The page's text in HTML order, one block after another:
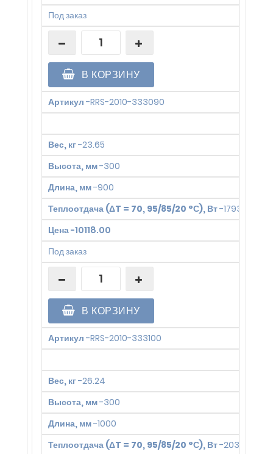
Под заказ
В КОРЗИНУ
Артикул -RRS-2010-333090
Вес, кг-23.65
Высота, мм-300
Длина, мм-900
Теплоотдача (ΔT = 70, 95/85/20 °С), Вт-1793
Цена-10118.00
Под заказ
В КОРЗИНУ
Артикул -RRS-2010-333100
Вес, кг-26.24
Высота, мм-300
Длина, мм-1000
Теплоотдача (ΔT = 70, 95/85/20 °С), Вт-2031